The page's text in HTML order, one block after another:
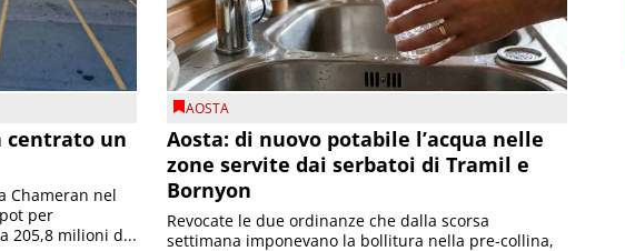
centrato un
Chameran nel
per
205,8 milioni d...
AOSTA
Aosta: di nuovo potabile l’acqua nelle
zone servite dai serbatoi di Tramil e
Bornyon
Revocate le due ordinanze che dalla scorsa
settimana imponevano la bollitura nella pre-collina,